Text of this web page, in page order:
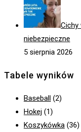
Cichy
niebezpieczne
5 sierpnia 2026
Tabele wyników
Baseball (2)
Hokej (1)
Koszykówka (36)